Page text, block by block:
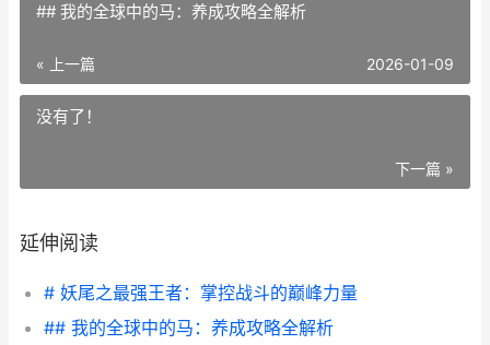
## 我的全球中的马：养成攻略全解析
« 上一篇 2026-01-09
没有了！
下一篇 »
延伸阅读
# 妖尾之最强王者：掌控战斗的巅峰力量
## 我的全球中的马：养成攻略全解析